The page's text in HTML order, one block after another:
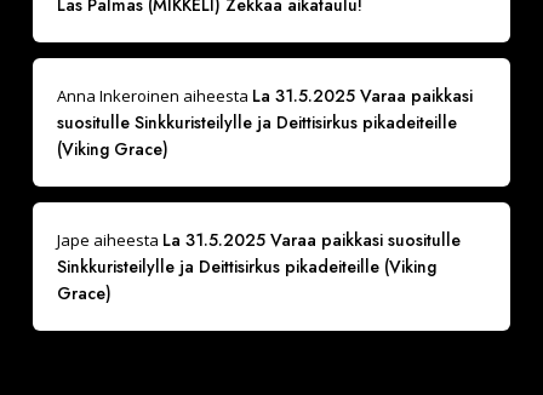
Las Palmas (MIKKELI) Zekkaa aikataulu!
Anna Inkeroinen aiheesta La 31.5.2025 Varaa paikkasi
suositulle Sinkkuristeilylle ja Deittisirkus pikadeiteille
(Viking Grace)
Jape aiheesta La 31.5.2025 Varaa paikkasi suositulle
Sinkkuristeilylle ja Deittisirkus pikadeiteille (Viking
Grace)